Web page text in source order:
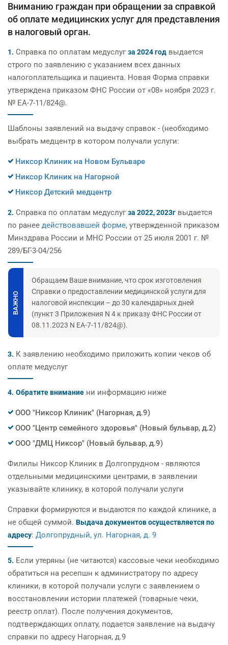
Вниманию граждан при обращении за справкой
об оплате медицинских услуг для представления
в налоговый орган.
1. Справка по оплатам медуслугза 2024 год выдается
строго по заявлению с указанием всех данных
налогоплательщика и пациента. Новая Форма справки
утверждена приказом ФНС России от «08» ноября 2023 г.
№ ЕА-7-11/824@.
Шаблоны заявлений на выдачу справок - (необходимо
выбрать медцентр в котором получали услуги:
Никсор Клиник на Новом Бульваре
Никсор Клиник на Нагорной
Никсор Детский медцентр
2. Справка по оплатам медуслугза 2022, 2023г выдается
по ранее действовавшей форме, утвержденной приказом
Минздрава России и МНС России от 25 июля 2001 г. №
289/БГ-3-04/256
ВАЖНО
Обращаем Ваше внимание, что срок изготовления
Справки о предоставлении медицинской услуги для
налоговой инспекции – до 30 календарных дней
(пункт 3 Приложения N 4 к приказу ФНС России от
08.11.2023 N ЕА-7-11/824@).
3. К заявлению необходимо приложить копии чеков об
оплате медуслуг
4. Обратите внимание ни информацию ниже
ООО "Никсор Клиник" (Нагорная, д.9)
ООО "Центр семейного здоровья" (Новый бульвар, д.2)
ООО "ДМЦ Никсор" (Новый бульвар, д.9)
Филилы Никсор Клиник в Долгопрудном - являются
отдельными медицинскими центрами, в заявлении
указывайте клинику, в которой получали услуги
Cправки формируются и выдаются по каждой клинике, а
не общей суммой. Выдача документов осуществляется по
адресу: Долгопрудный, ул. Нагорная, д. 9
5. Если утеряны (не читаются) кассовые чеки необходимо
обратиться на ресепшн к администратору по адресу
клиники, в которой получали услуги с заявлением о
восстановлении истории платежей (товарные чеки,
реестр оплат). После получения документов,
подтверждающих оплату, подается заявление на выдачу
справки по адресу Нагорная, д.9